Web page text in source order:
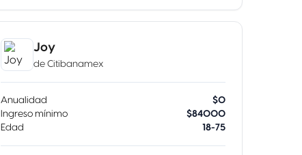
Joy
de Citibanamex
Anualidad
$0
Ingreso mínimo
$84000
Edad
18-75